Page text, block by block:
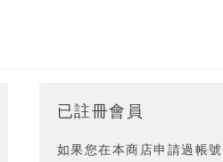
已註冊會員
如果您在本商店申請過帳